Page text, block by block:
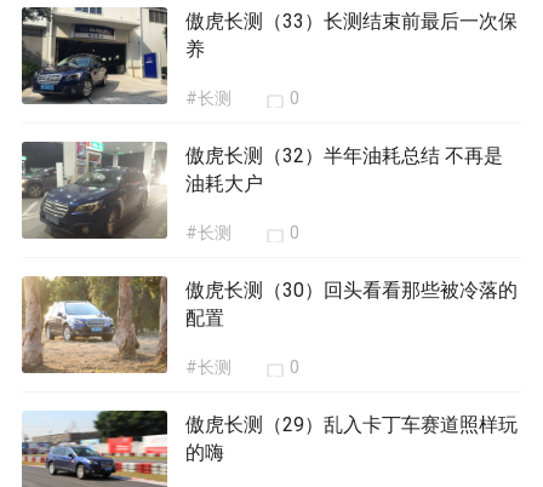
傲虎长测（33）长测结束前最后一次保
养
#长测 0
傲虎长测（32）半年油耗总结 不再是
油耗大户
#长测 0
傲虎长测（30）回头看看那些被冷落的
配置
#长测 0
傲虎长测（29）乱入卡丁车赛道照样玩
的嗨